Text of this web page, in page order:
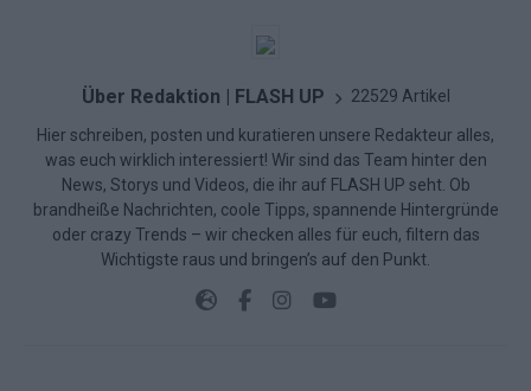
Über Redaktion | FLASH UP 22529 Artikel
Hier schreiben, posten und kuratieren unsere Redakteur alles,
was euch wirklich interessiert! Wir sind das Team hinter den
News, Storys und Videos, die ihr auf FLASH UP seht. Ob
brandheiße Nachrichten, coole Tipps, spannende Hintergründe
oder crazy Trends – wir checken alles für euch, filtern das
Wichtigste raus und bringen’s auf den Punkt.